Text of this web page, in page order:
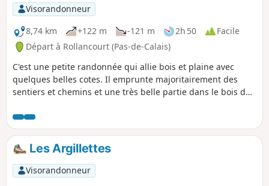
Visorandonneur
8,74 km
+122 m -121 m 2h 50
Facile
Départ à Rollancourt (Pas-de-Calais)
C'est une petite randonnée qui allie bois et plaine avec
quelques belles cotes. Il emprunte majoritairement des
sentiers et chemins et une très belle partie dans le bois de
de croiser quelques chevreuils.
Les Argillettes
Visorandonneur